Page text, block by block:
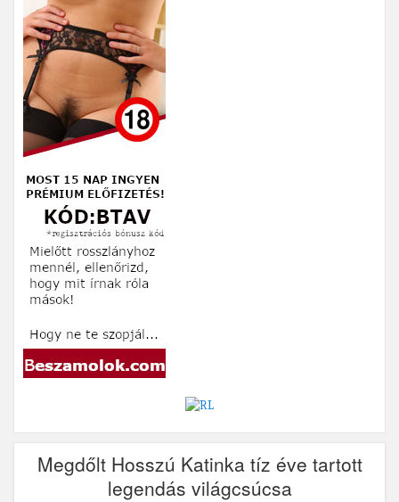
Megdőlt Hosszú Katinka tíz éve tartott
legendás világcsúcsa